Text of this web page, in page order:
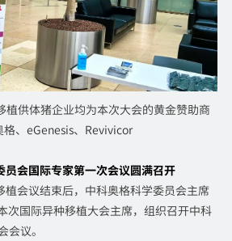
植供体猪企业均为本次大会的黄金赞助商
格、eGenesis、Revivicor
员会国际专家第一次会议圆满召开
植会议结束后，中科奥格科学委员会主席
次国际异种移植大会主席，组织召开中科
会议。